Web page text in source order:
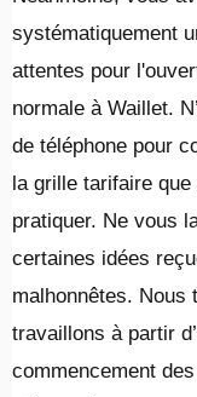
systématiquement
attentes pour
normale à Waillet.
de téléphone pour
la grille tarifaire
pratiquer. Ne vous
certaines idées
malhonnêtes. Nous
travaillons à partir
commencement